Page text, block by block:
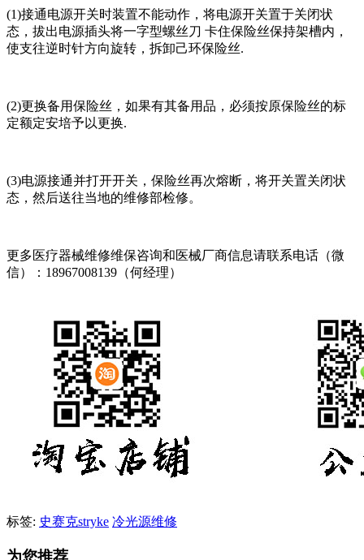
(1)接通电源开关时装置不能动作，将电源开关置于关闭状
态，拔出电源插头将一字型螺丝刀 卡住保险丝保持架槽内，
使支往逆时针方向旋转，拆卸己环保险丝.
(2)更换备用保险丝，如果有其备用品，必须按原保险丝的标
定额定安培予以更换.
(3)电源接通并打开开关，保险丝再次熔断，将开关置关闭状
态，然后送往当地的维修部检修。
更多医疗器械维修维保咨询和医械厂商信息请联系电话（微
信）：18967008139（何经理）
标签: 史赛克stryke 冷光源维修
为您推荐